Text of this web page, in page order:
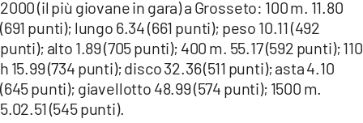
2000 (il più giovane in gara) a Grosseto: 100 m. 11.80
(691 punti); lungo 6.34 (661 punti); peso 10.11 (492
punti); alto 1.89 (705 punti); 400 m. 55.17 (592 punti); 110
h 15.99 (734 punti); disco 32.36 (511 punti); asta 4.10
(645 punti); giavellotto 48.99 (574 punti); 1500 m.
5.02.51 (545 punti).